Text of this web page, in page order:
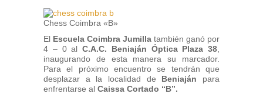
Chess Coimbra «B»
El Escuela Coimbra Jumilla también ganó por
4 – 0 al C.A.C. Beniaján Óptica Plaza 38
inaugurando de esta manera su marcador.
Para el próximo encuentro se tendrán que
desplazar a la localidad de Beniaján para
enfrentarse al Caissa Cortado “B”.